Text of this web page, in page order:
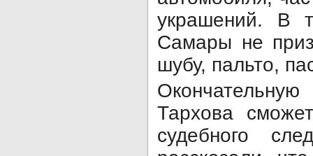
украшений. В
Самары не
шубу, пальто,
Тархова
судебного